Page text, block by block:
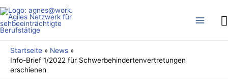
Startseite
News
Info-Brief 1/2022 für Schwerbehindertenvertretungen
erschienen